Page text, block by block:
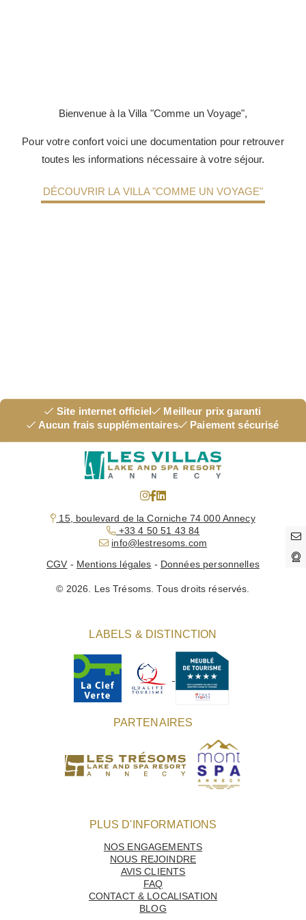
Bienvenue à la Villa "Comme un Voyage",
Pour votre confort voici une documentation pour retrouver
toutes les informations nécessaire à votre séjour.
DÉCOUVRIR LA VILLA "COMME UN VOYAGE"
Site internet officiel
Meilleur prix garanti
Aucun frais supplémentaires
Paiement sécurisé
15, boulevard de la Corniche 74 000 Annecy
+33 4 50 51 43 84
info@lestresoms.com
CGV - Mentions légales - Données personnelles
© 2026. Les Trésoms. Tous droits réservés.
LABELS & DISTINCTION
PARTENAIRES
PLUS D'INFORMATIONS
NOS ENGAGEMENTS
NOUS REJOINDRE
AVIS CLIENTS
FAQ
CONTACT & LOCALISATION
BLOG
Accueil
Villa Comme un Jardin
Villa Comme un Voyage
Services
À découvrir